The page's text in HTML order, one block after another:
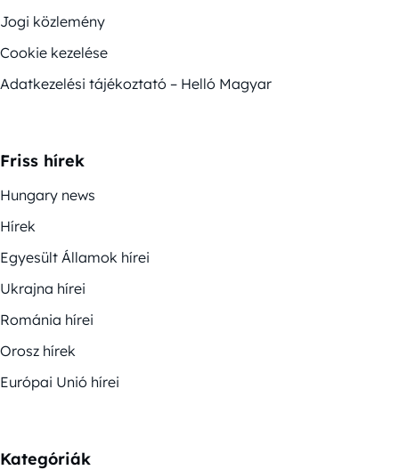
Jogi közlemény
Cookie kezelése
Adatkezelési tájékoztató – Helló Magyar
Friss hírek
Hungary news
Hírek
Egyesült Államok hírei
Ukrajna hírei
Románia hírei
Orosz hírek
Európai Unió hírei
Kategóriák